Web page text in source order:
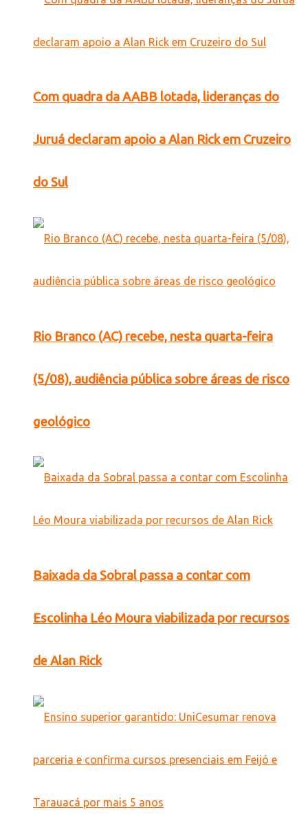
Com quadra da AABB lotada, lideranças do
Juruá declaram apoio a Alan Rick em Cruzeiro
do Sul
Rio Branco (AC) recebe, nesta quarta-feira
(5/08), audiência pública sobre áreas de risco
geológico
Baixada da Sobral passa a contar com
Escolinha Léo Moura viabilizada por recursos
de Alan Rick